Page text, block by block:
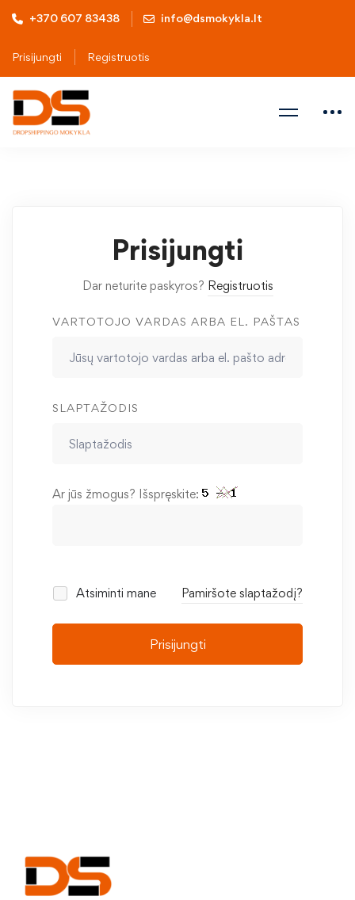
+370 607 83438 info@dsmokykla.lt
Prisijungti Registruotis
Prisijungti
Dar neturite paskyros? Registruotis
VARTOTOJO VARDAS ARBA EL. PAŠTAS
SLAPTAŽODIS
Ar jūs žmogus? Išspręskite:
Atsiminti mane Pamiršote slaptažodį?
Prisijungti